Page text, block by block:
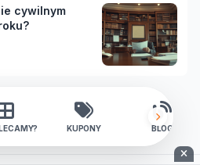
cywilnym
KUPONY BLOG